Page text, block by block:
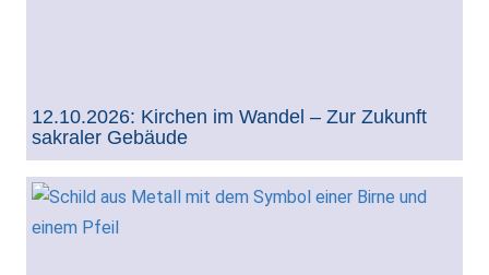
12.10.2026: Kirchen im Wandel – Zur Zukunft
sakraler Gebäude